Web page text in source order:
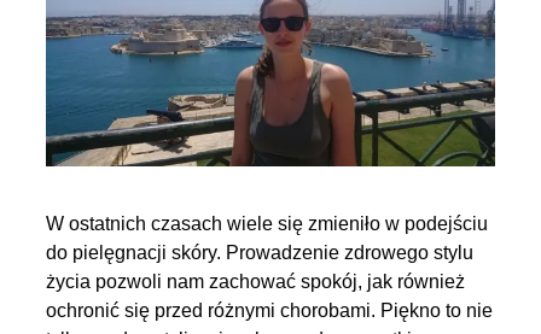
W ostatnich czasach wiele się zmieniło w podejściu
do pielęgnacji skóry. Prowadzenie zdrowego stylu
życia pozwoli nam zachować spokój, jak również
ochronić się przed różnymi chorobami. Piękno to nie